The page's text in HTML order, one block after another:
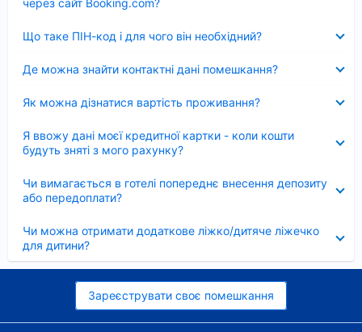
через сайт Booking.com?
Що таке ПІН-код і для чого він необхідний?
Де можна знайти контактні дані помешкання?
Як можна дізнатися вартість проживання?
Я ввожу дані моєї кредитної картки - коли кошти
будуть зняті з мого рахунку?
Чи вимагається в готелі попереднє внесення депозиту
або передоплати?
Чи можна отримати додаткове ліжко/дитяче ліжечко
для дитини?
Зареєструвати своє помешкання